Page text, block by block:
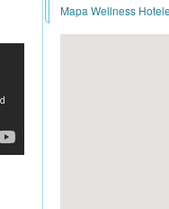
Mapa Wellness